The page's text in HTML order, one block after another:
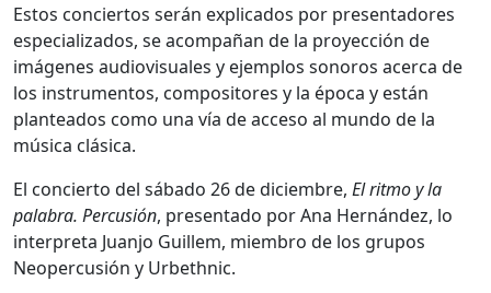
Estos conciertos serán explicados por presentadores
especializados, se acompañan de la proyección de
imágenes audiovisuales y ejemplos sonoros acerca de
los instrumentos, compositores y la época y están
planteados como una vía de acceso al mundo de la
música clásica.
El concierto del sábado 26 de diciembre, El ritmo y la
palabra. Percusión, presentado por Ana Hernández, lo
interpreta Juanjo Guillem, miembro de los grupos
Neopercusión y Urbethnic.